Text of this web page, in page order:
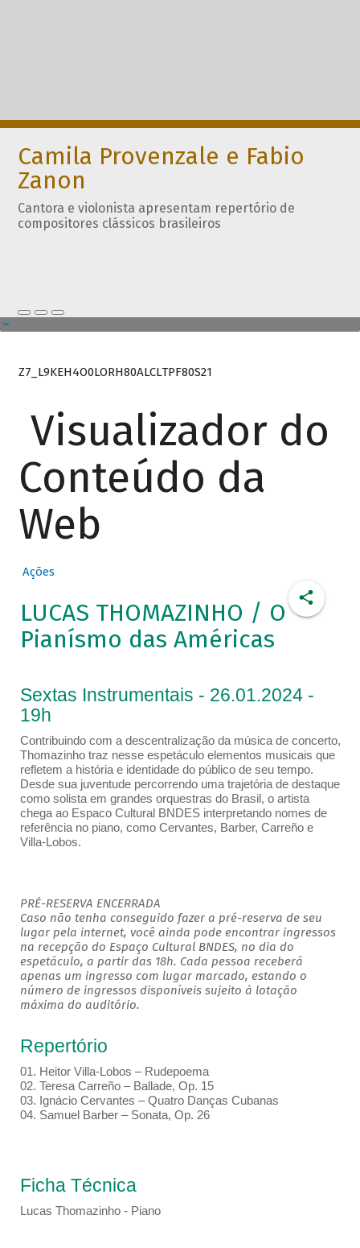
Camila Provenzale e Fabio
Zanon
Cantora e violonista apresentam repertório de
compositores clássicos brasileiros
Z7_L9KEH4O0LORH80ALCLTPF80S21
Visualizador do
Conteúdo da
Web
Ações
LUCAS THOMAZINHO / O
Pianísmo das Américas
Sextas Instrumentais - 26.01.2024 -
19h
Contribuindo com a descentralização da música de concerto,
Thomazinho traz nesse espetáculo elementos musicais que
refletem a história e identidade do público de seu tempo.
Desde sua juventude percorrendo uma trajetória de destaque
como solista em grandes orquestras do Brasil, o artista
chega ao Espaco Cultural BNDES interpretando nomes de
referência no piano, como Cervantes, Barber, Carreño e
Villa-Lobos.
PRÉ-RESERVA ENCERRADA
Caso não tenha conseguido fazer a pré-reserva de seu
lugar pela internet, você ainda pode encontrar ingressos
na recepção do Espaço Cultural BNDES, no dia do
espetáculo, a partir das 18h. Cada pessoa receberá
apenas um ingresso com lugar marcado, estando o
número de ingressos disponíveis sujeito à lotação
máxima do auditório.
Repertório
01. Heitor Villa-Lobos – Rudepoema
02. Teresa Carreño – Ballade, Op. 15
03. Ignácio Cervantes – Quatro Danças Cubanas
04. Samuel Barber – Sonata, Op. 26
Ficha Técnica
Lucas Thomazinho - Piano